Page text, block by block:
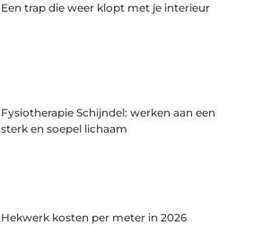
Een trap die weer klopt met je interieur
Fysiotherapie Schijndel: werken aan een
sterk en soepel lichaam
Hekwerk kosten per meter in 2026